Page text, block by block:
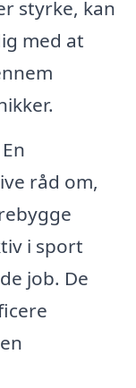
styrke, kan
med at
En
råd om,
i sport
job. De